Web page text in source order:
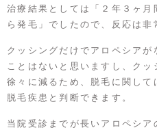
治療結果としては「２年３ヶ
ら発毛」でしたので、反応は非
クッシングだけでアロペシア
ことはないと思いますし、クッ
徐々に減るため、脱毛に関して
脱毛疾患と判断できます。
当院受診までが長いアロペシ